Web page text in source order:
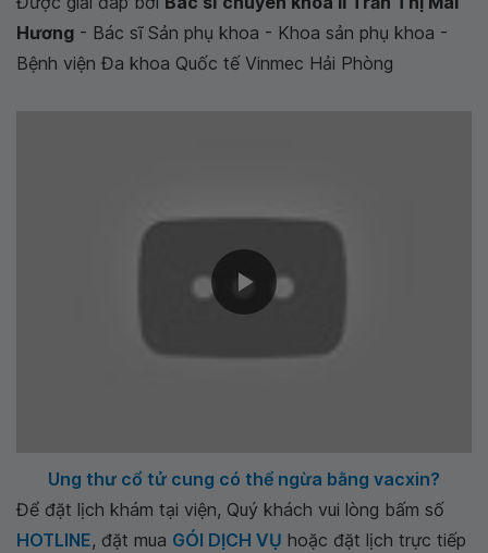
Hương - Bác sĩ Sản phụ khoa - Khoa sản phụ khoa -
Bệnh viện Đa khoa Quốc tế Vinmec Hải Phòng
Ung thư cổ tử cung có thể ngừa bằng vacxin?
Để đặt lịch khám tại viện, Quý khách vui lòng bấm số
HOTLINE, đặt mua GÓI DỊCH VỤ hoặc đặt lịch trực tiếp